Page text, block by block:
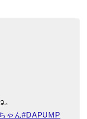
ゃん#DAPUMP